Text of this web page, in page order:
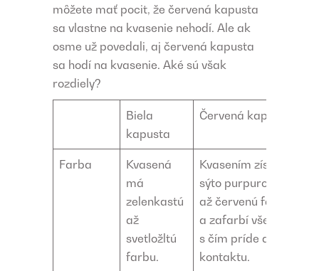
môžete mať pocit, že červená kapusta
sa vlastne na kvasenie nehodí. Ale ak
osme už povedali, aj červená kapusta
sa hodí na kvasenie. Aké sú však
rozdiely?
Biela
kapusta
Červená kapusta
Farba
Kvasená
má
zelenkastú
až
svetložltú
farbu.
Kvasením získa
sýto purpurovú
až červenú farbu
a zafarbí všetko,
s čím príde do
kontaktu.